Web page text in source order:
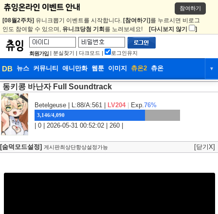
참여하기
[08월2주차] 유니크뽑기 이벤트를 시작합니다. [참여하기] 를 누르시면 비로그
인도 참여할 수 있으며, 유니크당첨 기회 를 노려보세요! [다시보지 않기 ]
회원가입 | 분실찾기 | 다크모드 | 로그인유지
DB 뉴스 커뮤니티 애니만화 웹툰 이미지 츄온2 츄온 ▼
DB 뉴스
웹툰 이미지 츄온2
동키콩 바난자 Full Soundtrack
Betelgeuse | L:88/A:561 | LV204 Exp.76%
3,146/4,090
| 0 | 2026-05-31 00:52:02 | 260 |
[숨덕모드설정] 게시판최상단항상설정가능 [닫기X]